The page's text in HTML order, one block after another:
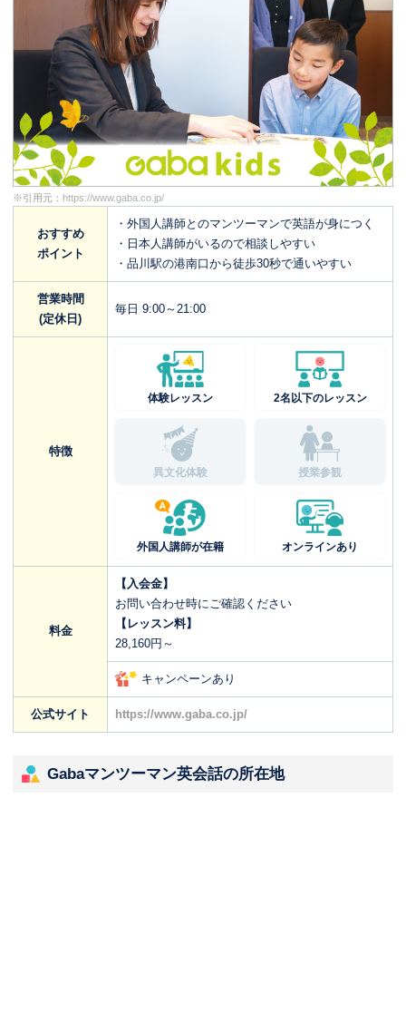
※引用元： https://www.gaba.co.jp/
おすすめ
ポイント
・外国人講師とのマンツーマンで英語が身につく
・日本人講師がいるので相談しやすい
・品川駅の港南口から徒歩30秒で通いやすい
営業時間
(定休日)
毎日 9:00～21:00
特徴
体験レッスン 2名以下のレッスン
異文化体験 授業参観
外国人講師が在籍 オンラインあり
料金
【入会金】
お問い合わせ時にご確認ください
【レッスン料】
28,160円～
キャンペーンあり
公式サイト https://www.gaba.co.jp/
Gabaマンツーマン英会話の所在地